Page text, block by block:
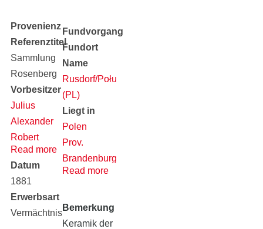
Provenienz
Referenztitel
Sammlung
Rosenberg
Vorbesitzer
Julius
Alexander
Robert
Rosenberg
Read more
Datum
1881
Erwerbsart
Vermächtnis
Fundvorgang
Fundort
Name
Rusdorf/Połupin
(PL)
Liegt in
Polen
Prov.
Brandenburg
(alt)
Read more
Bemerkung
Keramik der